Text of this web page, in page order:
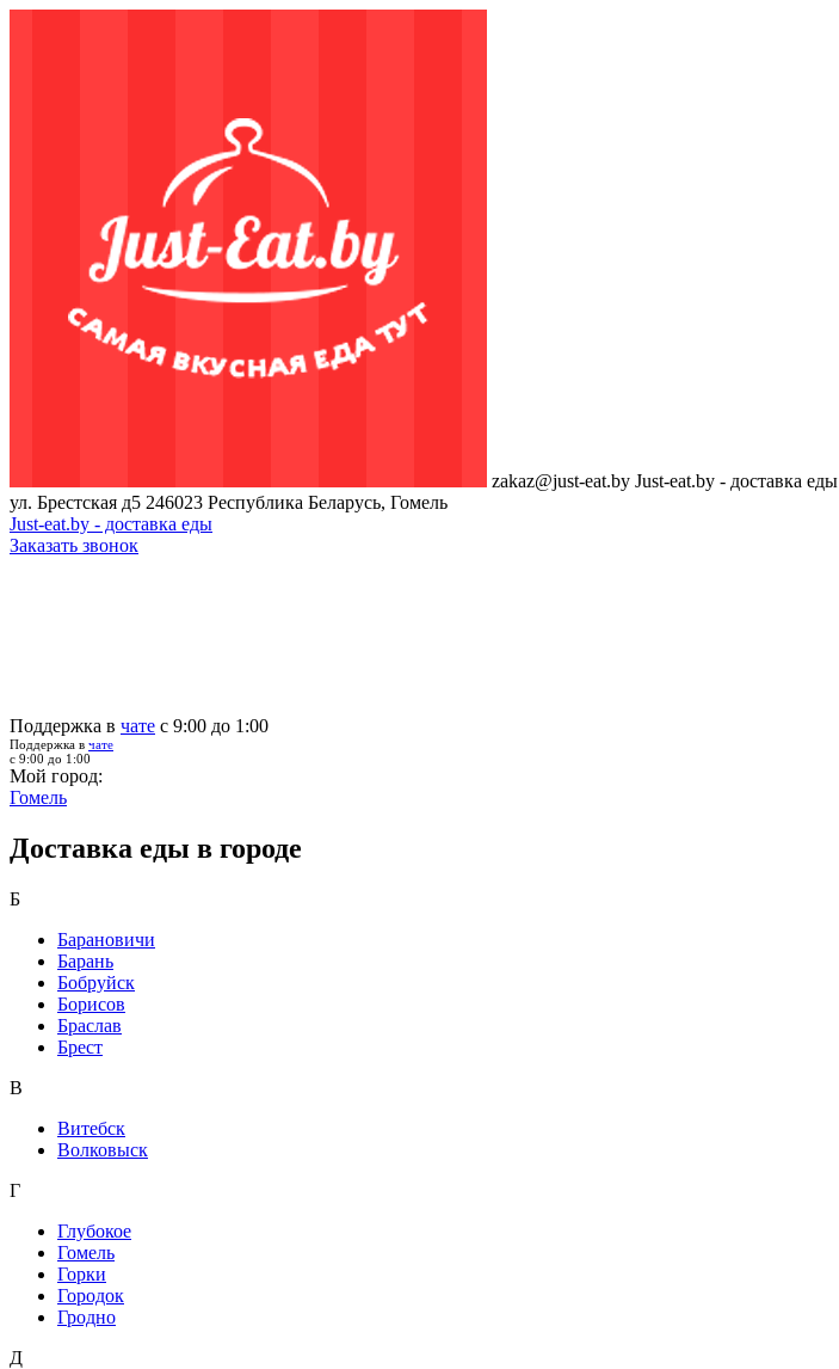
zakaz@just-eat.by Just-eat.by - доставка еды
ул. Брестская д5 246023 Республика Беларусь, Гомель
Just-eat.by - доставка еды
Заказать звонок
Поддержка в чате с 9:00 до 1:00
Поддержка в чате
с 9:00 до 1:00
Мой город:
Гомель
Доставка еды в городе
Б
Барановичи
Барань
Бобруйск
Борисов
Браслав
Брест
В
Витебск
Волковыск
Г
Глубокое
Гомель
Горки
Городок
Гродно
Д